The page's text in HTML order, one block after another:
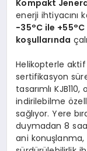
Kompakt
enerji ihtiyacını
−35°C ile
koşullarında
Helikopterle
sertifikasyon
tasarımlı
indirilebilme
sağlıyor. Yere
duymadan 8
ani